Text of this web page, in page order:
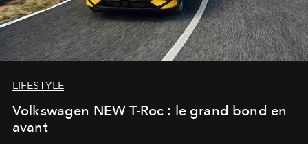
LIFESTYLE
Volkswagen NEW T-Roc : le grand bond en
avant